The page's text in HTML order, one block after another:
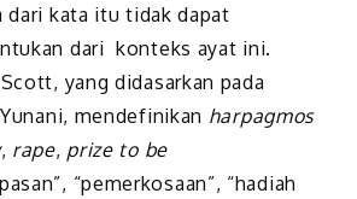
dari kata itu tidak dapat
dari konteks ayat ini.
yang didasarkan pada
mendefinikan harpagmos
, rape, prize to be
“pemerkosaan”, “hadiah